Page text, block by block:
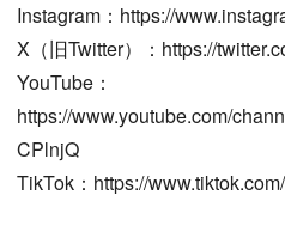
Instagram：https://
X（旧Twitter）：https://
YouTube：
https://www.youtube.com/
CPlnjQ
TikTok：https://